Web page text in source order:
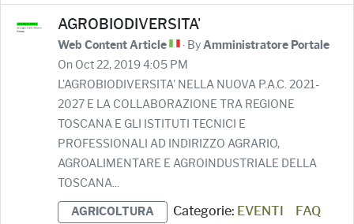
AGROBIODIVERSITA'
Web Content Article · ByAmministratore Portale
On Oct 22, 2019 4:05 PM
L'AGROBIODIVERSITA' NELLA NUOVA P.A.C. 2021-
2027 E LA COLLABORAZIONE TRA REGIONE
TOSCANA E GLI ISTITUTI TECNICI E
PROFESSIONALI AD INDIRIZZO AGRARIO,
AGROALIMENTARE E AGROINDUSTRIALE DELLA
TOSCANA...
AGRICOLTURA Categorie: EVENTI
FAQ